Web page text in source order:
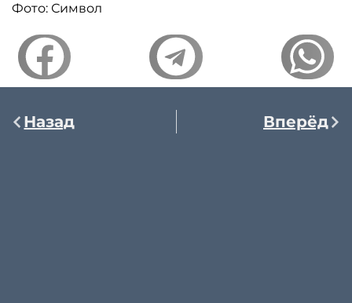
Фото: Символ
Назад Вперёд